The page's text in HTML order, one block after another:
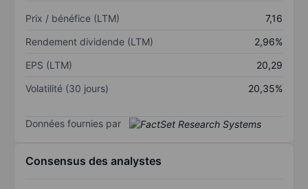
Prix / bénéfice (LTM)
7,16
Rendement dividende (LTM)
2,96%
EPS (LTM)
20,29
Volatilité (30 jours)
20,35%
Données fournies par
Consensus des analystes